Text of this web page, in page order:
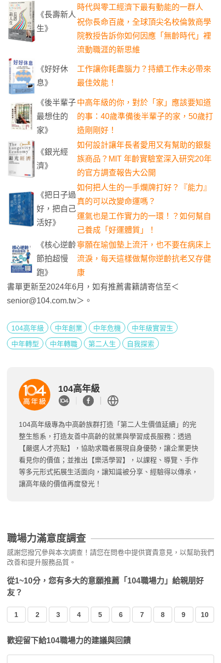
《長壽新人
生》
時代與零工經濟下最有動能的一群人
祝你長命百歲，全球頂尖名校倫敦商學
院教授告訴你如何因應「無齡時代」裡
流動職涯的新思維
《好好休
息》
工作讓你耗盡腦力？持續工作未必帶來
最佳效能！
《後半輩子
最想住的
家》
中高年級的你，對於「家」應該要知道
的事：40歲準備後半輩子的家，50歲打
造剛剛好！
《銀光經
濟》
如何設計讓年長者愛用又有幫助的銀髮
族商品？MIT 年齡實驗室深入研究20年
的官方調查報告大公開
《把日子過
好，把自己
活好》
如何把人生的一手爛牌打好？『能力』
真的可以改變命運嗎？
運氣也是工作實力的一環！？如何幫自
己養成「好運體質」！
《核心逆齡
節拍超慢
跑》
寧願在瑜伽墊上流汗，也不要在病床上
流淚，每天這樣做幫你逆齡抗老又存健
康
書單更新至2024年6月，如有推薦書籍請寄信至＜
senior@104.com.tw＞。
104高年級 中年創業 中年危機
中年級實習生
中年轉型
中年轉職 第二人生 自我探索
104高年級
104高年級專為中高齡族群打造「第二人生價值延續」的完
整生態系，打造友善中高齡的就業與學習成長服務：透過
【嚴選人才亮點】，協助求職者展現自身優勢，讓企業更快
看見你的價值；並推出【樂活學習】，以課程、導覽、手作
等多元形式拓展生活面向，讓知識被分享、經驗得以傳承，
讓高年級的價值再度發光！
職場力滿意度調查
感謝您撥冗參與本次調查！請您在問卷中提供寶貴意見，以幫助我們
改善和提升服務品質。
從1~10分，您有多大的意願推薦「104職場力」給親朋好
友？
1 2 3 4 5 6 7 8 9 10
歡迎留下給104職場力的建議與回饋